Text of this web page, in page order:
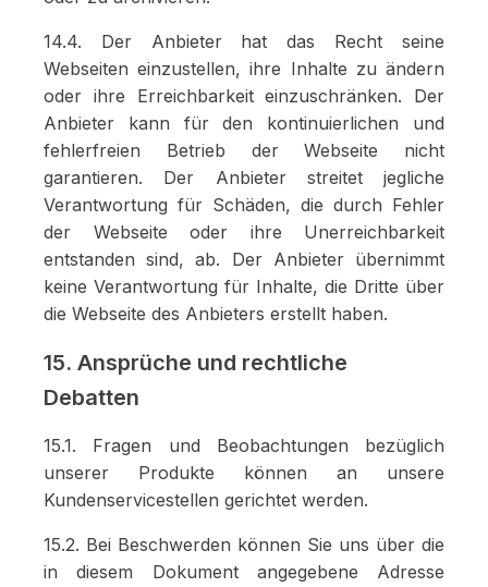
14.4. Der Anbieter hat das Recht seine
Webseiten einzustellen, ihre Inhalte zu ändern
oder ihre Erreichbarkeit einzuschränken. Der
Anbieter kann für den kontinuierlichen und
fehlerfreien Betrieb der Webseite nicht
garantieren. Der Anbieter streitet jegliche
Verantwortung für Schäden, die durch Fehler
der Webseite oder ihre Unerreichbarkeit
entstanden sind, ab. Der Anbieter übernimmt
keine Verantwortung für Inhalte, die Dritte über
die Webseite des Anbieters erstellt haben.
15. Ansprüche und rechtliche
Debatten
15.1. Fragen und Beobachtungen bezüglich
unserer Produkte können an unsere
Kundenservicestellen gerichtet werden.
15.2. Bei Beschwerden können Sie uns über die
in diesem Dokument angegebene Adresse